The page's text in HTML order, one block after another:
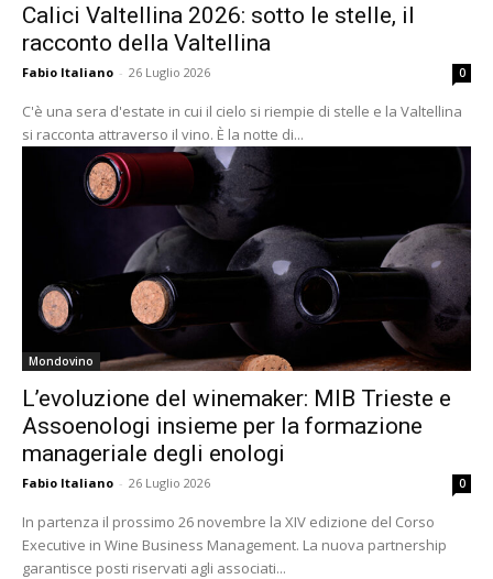
Calici Valtellina 2026: sotto le stelle, il
racconto della Valtellina
Fabio Italiano - 26 Luglio 2026 0
C'è una sera d'estate in cui il cielo si riempie di stelle e la Valtellina
si racconta attraverso il vino. È la notte di...
Mondovino
L’evoluzione del winemaker: MIB Trieste e
Assoenologi insieme per la formazione
manageriale degli enologi
Fabio Italiano - 26 Luglio 2026 0
In partenza il prossimo 26 novembre la XIV edizione del Corso
Executive in Wine Business Management. La nuova partnership
garantisce posti riservati agli associati...